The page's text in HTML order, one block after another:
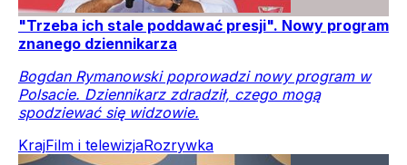
"Trzeba ich stale poddawać presji". Nowy program
znanego dziennikarza
Bogdan Rymanowski poprowadzi nowy program w
Polsacie. Dziennikarz zdradził, czego mogą
spodziewać się widzowie.
KrajFilm i telewizjaRozrywka